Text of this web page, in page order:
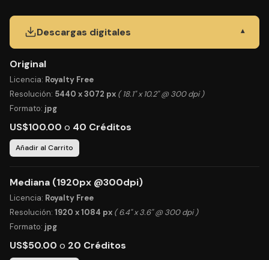
Descargas digitales ▾
Original
Licencia: Royalty Free
Resolución: 5440 x 3072 px ( 18.1" x 10.2" @ 300 dpi )
Formato: jpg
US$100.00 o 40 Créditos
Añadir al Carrito
Mediana (1920px @300dpi)
Licencia: Royalty Free
Resolución: 1920 x 1084 px ( 6.4" x 3.6" @ 300 dpi )
Formato: jpg
US$50.00 o 20 Créditos